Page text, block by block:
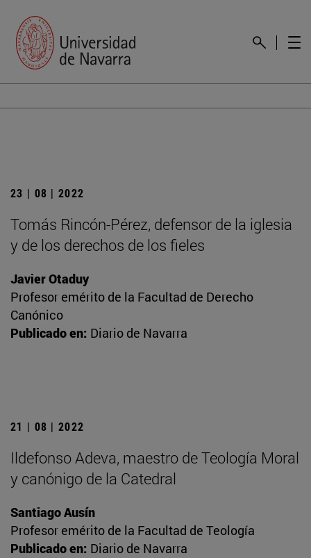
23 | 08 | 2022
Tomás Rincón-Pérez, defensor de la iglesia
y de los derechos de los fieles
Javier Otaduy
Profesor emérito de la Facultad de Derecho
Canónico
Publicado en: Diario de Navarra
21 | 08 | 2022
Ildefonso Adeva, maestro de Teología Moral
y canónigo de la Catedral
Santiago Ausín
Profesor emérito de la Facultad de Teología
Publicado en: Diario de Navarra